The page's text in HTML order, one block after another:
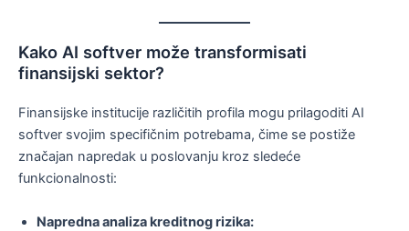
Kako AI softver može transformisati
finansijski sektor?
Finansijske institucije različitih profila mogu prilagoditi AI
softver svojim specifičnim potrebama, čime se postiže
značajan napredak u poslovanju kroz sledeće
funkcionalnosti:
Napredna analiza kreditnog rizika: